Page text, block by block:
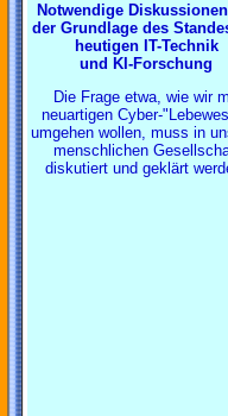
Notwendige
der Grundlage des
heutigen IT-Technik
und KI-Forschung
Die Frage etwa, wie wir
neuartigen Cyber-
umgehen wollen, muss in
menschlichen
diskutiert und geklärt